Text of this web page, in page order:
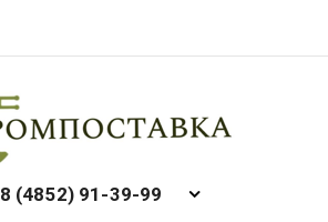
8 (4852) 91-39-99